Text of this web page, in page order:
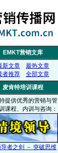
EMKT营销文库
新文章
最热文章
者推荐
全部文章
麦肯特培训课程
提供优秀的营销与管
课程、内训与咨询：
者之剑 － 突破思维